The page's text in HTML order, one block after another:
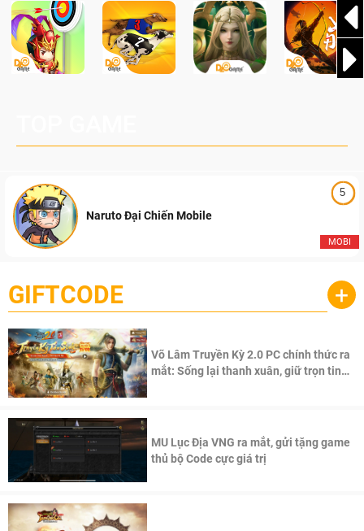
5
MOBI
Naruto Đại Chiến Mobile
GIFTCODE +
Võ Lâm Truyền Kỳ 2.0 PC chính thức ra
mắt: Sống lại thanh xuân, giữ trọn tinh
MU Lục Địa VNG ra mắt, gửi tặng game
thủ bộ Code cực giá trị